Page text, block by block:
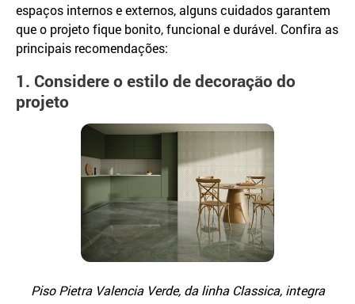
espaços internos e externos, alguns cuidados garantem
que o projeto fique bonito, funcional e durável. Confira as
principais recomendações:
1. Considere o estilo de decoração do
projeto
Piso Pietra Valencia Verde, da linha Classica, integra